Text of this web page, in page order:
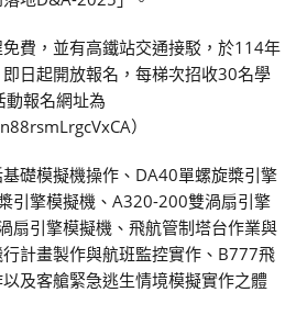
費，並有高鐵站交通接駁，於114年
日起開放報名，每梯次招收30名學
動報名網址為
）
礎模擬機操作、DA40單螺旋槳引擎
引擎模擬機、A320-200雙渦扇引擎
扇引擎模擬機、飛航管制塔台作業與
計畫製作與航班監控實作、B777飛
及客艙緊急逃生情境模擬實作之體